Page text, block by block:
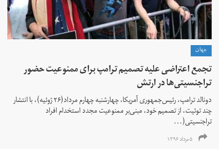
جهان
تجمع اعتراضی علیه تصمیم ترامپ برای ممنوعیت حضور
تراجنسیتی‌ها در ارتش
دونالد ترامپ، رئیس‌جمهوری آمریکا، چهارشنبه چهارم مرداد(۲۶ ژوئیه)، با انتشار
چند توئیت، از تصمیم خود، مبنی‌بر ممنوعیت مجدد استخدام افراد
تراجنسیتی(...
۵ مرداد ۱۳۹۶